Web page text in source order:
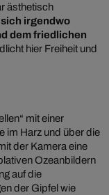
ästhetisch
irgendwo
dem friedlichen
hier Freiheit und
mit einer
im Harz und über die
der Kamera eine
Ozeanbildern
auf die
der Gipfel wie